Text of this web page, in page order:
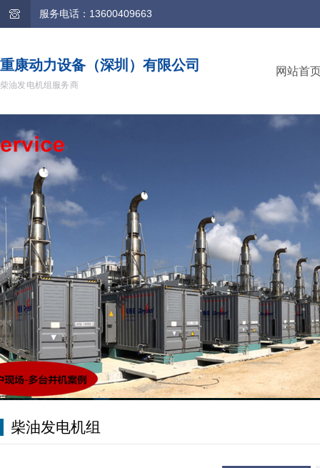
服务电话：13600409663
重康动力设备（深圳）有限公司
柴油发电机组服务商
网站首
柴油发电机组